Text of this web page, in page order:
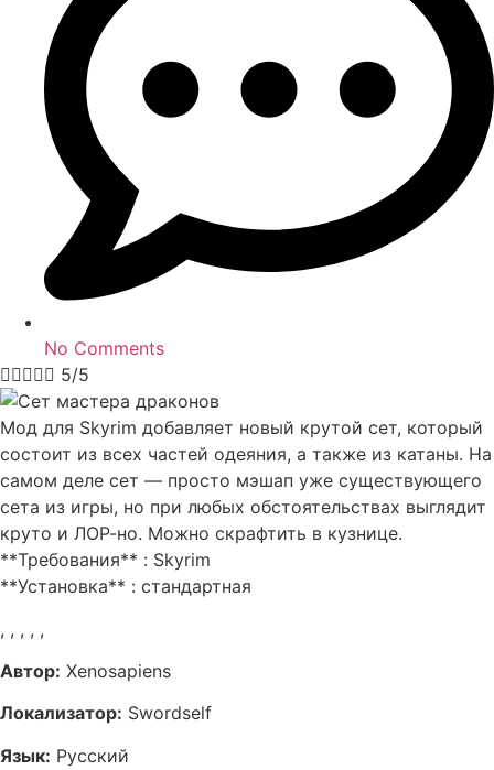
No Comments
 5/5
Мод для Skyrim добавляет новый крутой сет, который
состоит из всех частей одеяния, а также из катаны. На
самом деле сет — просто мэшап уже существующего
сета из игры, но при любых обстоятельствах выглядит
круто и ЛОР-но. Можно скрафтить в кузнице.
**Требования** : Skyrim
**Установка** : стандартная
, , , , ,
Автор: Xenosapiens
Локализатор: Swordself
Язык: Русский